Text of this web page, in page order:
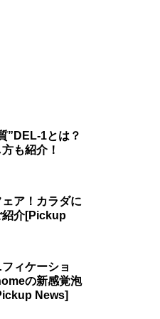
”DEL-1とは？
も紹介！
ア！カラダに
介
ィケーショ
の新感覚泡